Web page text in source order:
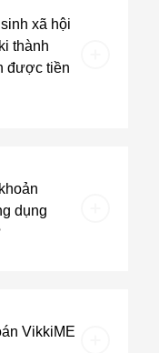
xã hội
thành
được tiền
dụng
VikkiME